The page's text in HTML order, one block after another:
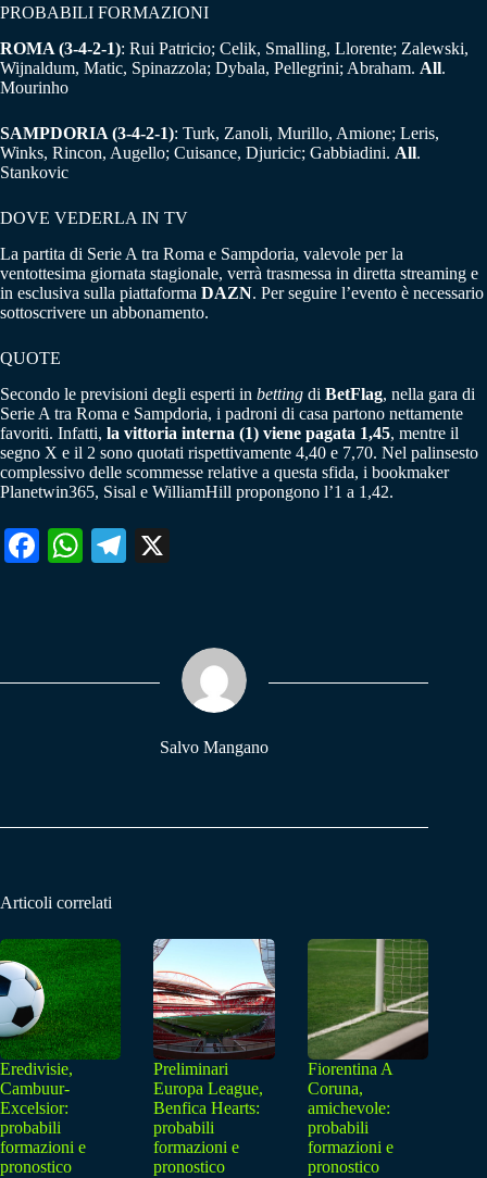
PROBABILI FORMAZIONI
ROMA (3-4-2-1): Rui Patricio; Celik, Smalling, Llorente; Zalewski,
Wijnaldum, Matic, Spinazzola; Dybala, Pellegrini; Abraham. All.
Mourinho
SAMPDORIA (3-4-2-1): Turk, Zanoli, Murillo, Amione; Leris,
Winks, Rincon, Augello; Cuisance, Djuricic; Gabbiadini. All.
Stankovic
DOVE VEDERLA IN TV
La partita di Serie A tra Roma e Sampdoria, valevole per la
ventottesima giornata stagionale, verrà trasmessa in diretta streaming e
in esclusiva sulla piattaforma DAZN. Per seguire l’evento è necessario
sottoscrivere un abbonamento.
QUOTE
Secondo le previsioni degli esperti in betting di BetFlag, nella gara di
Serie A tra Roma e Sampdoria, i padroni di casa partono nettamente
favoriti. Infatti, la vittoria interna (1) viene pagata 1,45, mentre il
segno X e il 2 sono quotati rispettivamente 4,40 e 7,70. Nel palinsesto
complessivo delle scommesse relative a questa sfida, i bookmaker
Planetwin365, Sisal e WilliamHill propongono l’1 a 1,42.
Fa W
pp
Te
m
Salvo Mangano
Articoli correlati
Eredivisie,
Cambuur-
Excelsior:
probabili
formazioni e
pronostico
Preliminari
Europa League,
Benfica Hearts:
probabili
formazioni e
pronostico
Fiorentina A
Coruna,
amichevole:
probabili
formazioni e
pronostico